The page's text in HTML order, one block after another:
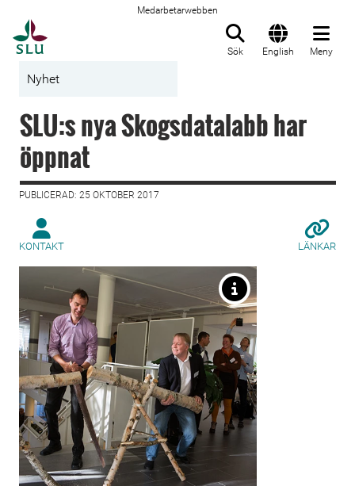
Medarbetarwebben
Sök English Meny
Nyhet
SLU:s nya Skogsdatalabb har
öppnat
PUBLICERAD: 25 OKTOBER 2017
KONTAKT LÄNKAR